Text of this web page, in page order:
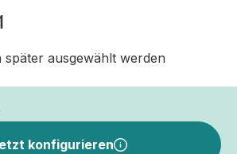
ausgewählt werden
konfigurieren